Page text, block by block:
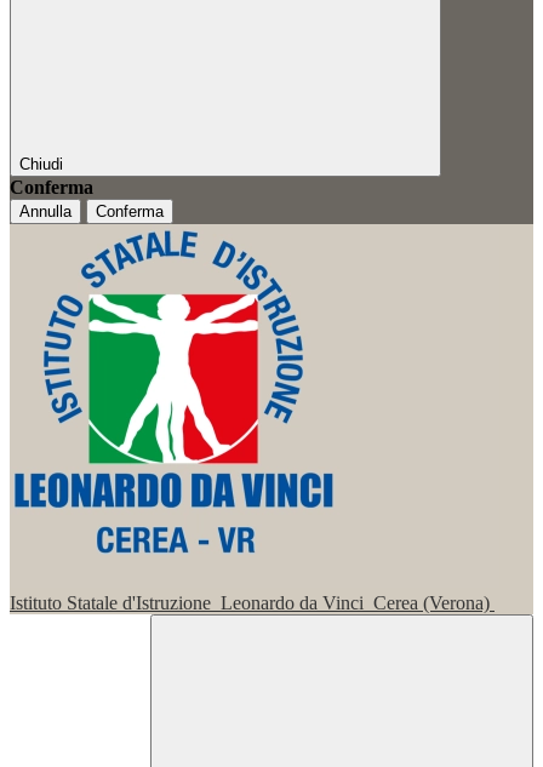
Chiudi
Conferma
Annulla Conferma
Istituto Statale d'Istruzione Leonardo da Vinci Cerea (Verona)